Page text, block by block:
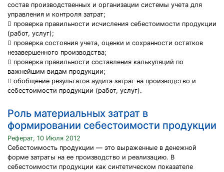
состав производственных и организации системы учета для
управления и контроля затрат;
 проверка правильности исчисления себестоимости продукции
(работ, услуг);
 проверка состояния учета, оценки и сохранности остатков
незавершенного производства;
 проверка правильности составления калькуляций по
важнейшим видам продукции;
 обобщение результатов аудита затрат на производство и
себестоимости продукции (работ, услуг).
Роль материальных затрат в
формировании себестоимости продукции
Реферат, 10 Июля 2012
Себестоимость продукции — это выраженные в денежной
форме затраты на ее производство и реализацию. В
себестоимости продукции как синтетическом показателе